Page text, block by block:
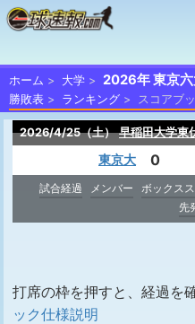
ホーム 大学 2026年 東京
勝敗表 ランキング スコアブ
2026/4/25（土） 早稲田大学東
東京大 0
試合経過 メンバー ボックス
先
打席の枠を押すと、経過を
ック仕様説明